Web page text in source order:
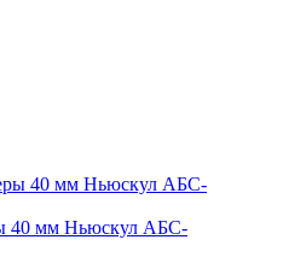
40 мм Ньюскул АБС-